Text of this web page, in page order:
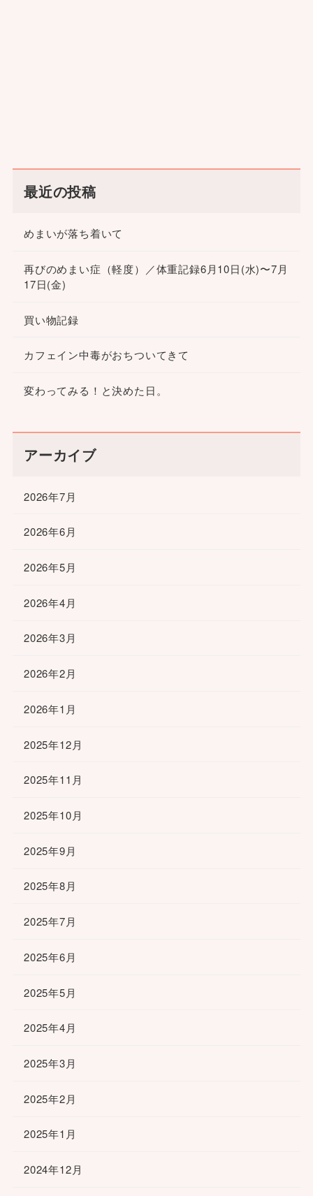
最近の投稿
めまいが落ち着いて
再びのめまい症（軽度）／体重記録6月10日(水)〜7月
17日(金)
買い物記録
カフェイン中毒がおちついてきて
変わってみる！と決めた日。
アーカイブ
2026年7月
2026年6月
2026年5月
2026年4月
2026年3月
2026年2月
2026年1月
2025年12月
2025年11月
2025年10月
2025年9月
2025年8月
2025年7月
2025年6月
2025年5月
2025年4月
2025年3月
2025年2月
2025年1月
2024年12月